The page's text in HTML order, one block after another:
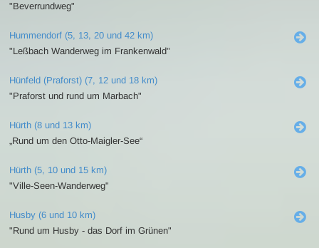
"Beverrundweg"
Hummendorf (5, 13, 20 und 42 km)
"Leßbach Wanderweg im Frankenwald"
Hünfeld (Praforst) (7, 12 und 18 km)
"Praforst und rund um Marbach"
Hürth (8 und 13 km)
„Rund um den Otto-Maigler-See“
Hürth (5, 10 und 15 km)
"Ville-Seen-Wanderweg"
Husby (6 und 10 km)
"Rund um Husby - das Dorf im Grünen"